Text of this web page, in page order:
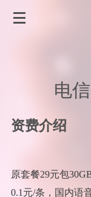
电
资费介绍
原套餐29元包
0.1元/条，国内语